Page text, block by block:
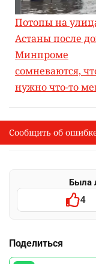
Потопы на
Астаны после
Минпроме
сомневаются,
нужно что-то
I
Сообщить об
Выделите фрагмент
Была
4
Поделиться
Сообщить об